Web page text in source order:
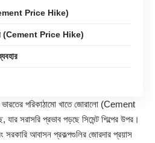
Price Hike)
(Cement Price Hike)
ভারতের পরিকাঠামো খাতে জোরালো (Cement
সরাসরি প্রভাব পড়ছে সিমেন্ট শিল্পের উপর।
সরকারি আবাসন প্রকল্পগুলির জোরদার প্রয়াস